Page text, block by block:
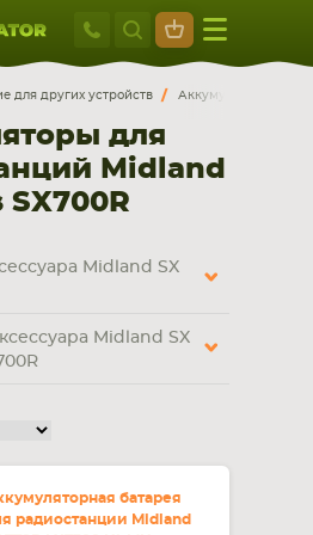
Москва
+7 495 414
5с3 (м. Семеновская)
“Семеновская”
28 59
для других устройств Аккумуляторы для
для
Midland
SX700R
Midland SX
Midland SX
батарея
радиостанции Midland